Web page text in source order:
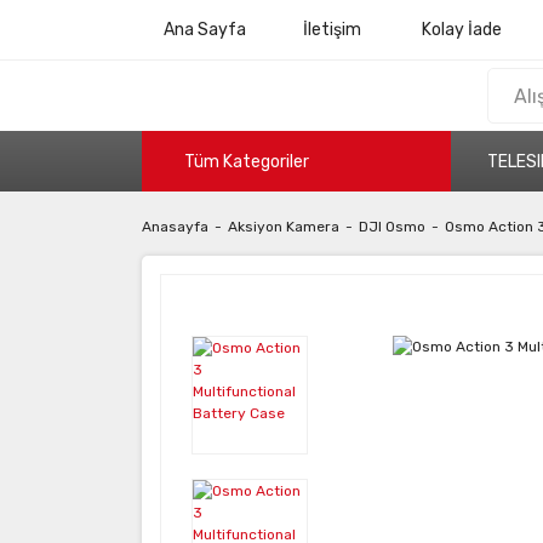
Ana Sayfa İletişim Kolay İade
Tüm Kategoriler
Anasayfa Aksiyon Kamera DJI Osmo Osmo Action